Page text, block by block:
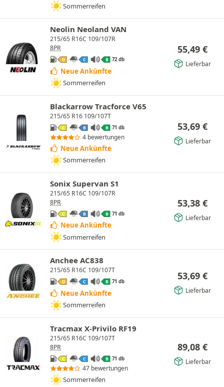
Sommerreifen
Neolin Neoland VAN
215/65 R16C 109/107R
8PR
D C B 72 db
Neue Ankünfte
Sommerreifen
55,49 €
Lieferbar
Blackarrow Tracforce V65
215/65 R16 109/107T
C B B 71 db
4 bewertungen
Neue Ankünfte
Sommerreifen
53,69 €
Lieferbar
Sonix Supervan S1
215/65 R16C 109/107R
8PR
C B B 71 db
Neue Ankünfte
Sommerreifen
53,38 €
Lieferbar
Anchee AC838
215/65 R16C 109/107T
D C B 71 db
Neue Ankünfte
Sommerreifen
53,69 €
Lieferbar
Tracmax X-Privilo RF19
215/65 R16C 109/107T
8PR
C C B 71 db
47 bewertungen
Sommerreifen
89,08 €
Lieferbar